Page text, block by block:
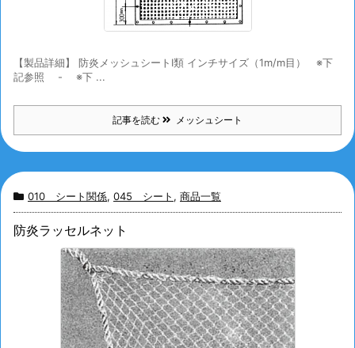
【製品詳細】 防炎メッシュシートⅠ類 インチサイズ（1m/m目） ※下
記参照 - ※下 ...
記事を読む メッシュシート
010 シート関係, 045 シート , 商品一覧
防炎ラッセルネット